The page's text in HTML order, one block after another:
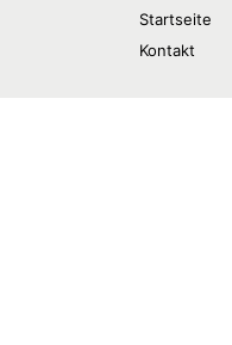
Startseite
Kontakt